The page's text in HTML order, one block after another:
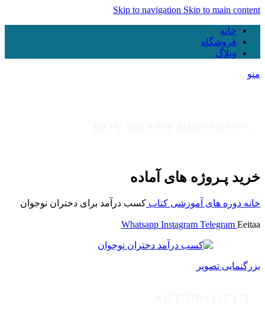
Skip to navigation Skip to main content
خانه
فروشگاه
وبلاگ
منو
خرید پـروژه های آماده
خانه دوره های آموزشی کتاب کسب درآمد برای دختران نوجوان
Whatsapp Instagram Telegram Eeitaa
بزرگنمایی تصویر